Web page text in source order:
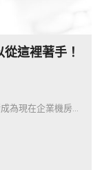
這裡著手！
為現在企業機房…